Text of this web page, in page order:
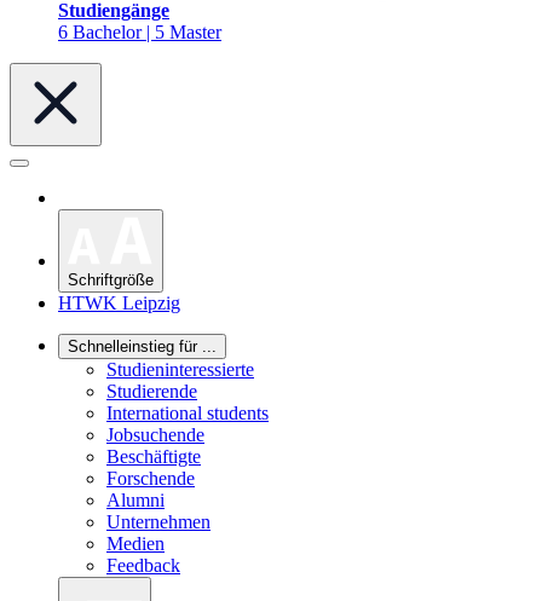
Studiengänge
6 Bachelor | 5 Master
Schriftgröße
HTWK Leipzig
Schnelleinstieg für ...
Studieninteressierte
Studierende
International students
Jobsuchende
Beschäftigte
Forschende
Alumni
Unternehmen
Medien
Feedback